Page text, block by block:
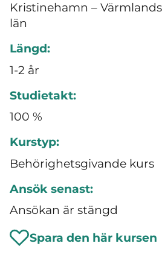
Kristinehamn – Värmlands
län
Längd:
1-2 år
Studietakt:
100 %
Kurstyp:
Behörighetsgivande kurs
Ansök senast:
Ansökan är stängd
Spara den här kursen